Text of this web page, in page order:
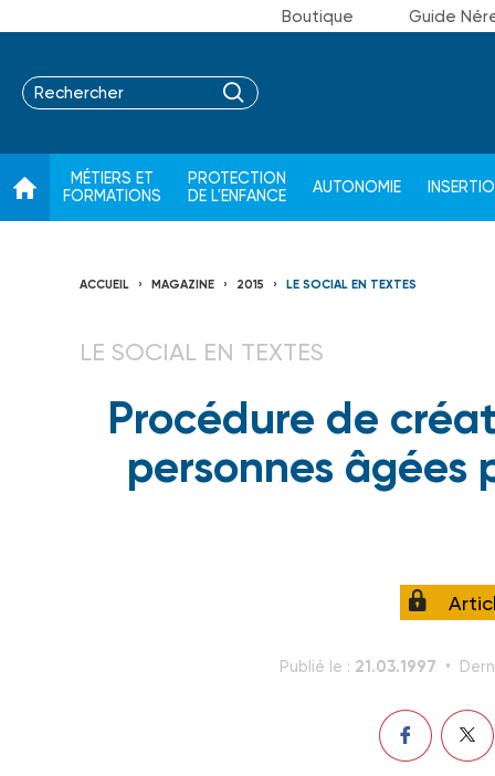
Boutique Guide
MÉTIERS ET
FORMATIONS
PROTECTION
DE L'ENFANCE
AUTONOMIE
ACCUEIL MAGAZINE 2015 LE SOCIAL EN TEXTES
LE SOCIAL EN TEXTES
Procédure de
personnes âgées
Publié le : 21.03.1997